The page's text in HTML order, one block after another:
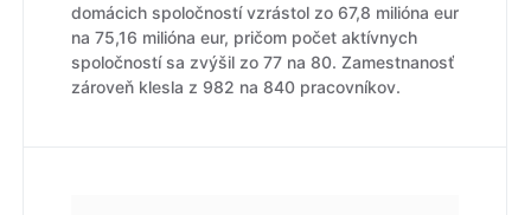
domácich spoločností vzrástol zo 67,8 milióna eur
na 75,16 milióna eur, pričom počet aktívnych
spoločností sa zvýšil zo 77 na 80. Zamestnanosť
zároveň klesla z 982 na 840 pracovníkov.